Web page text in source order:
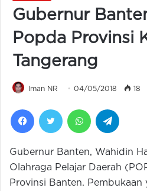
Gubernur
Popda Provinsi
Tangerang
Iman NR 04/05/2018 18
FacebookTwitter WhatsApp
Gubernur Banten, Wahidin
Olahraga Pelajar Daerah
Provinsi Banten.